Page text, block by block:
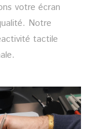
votre écran
Notre
tactile